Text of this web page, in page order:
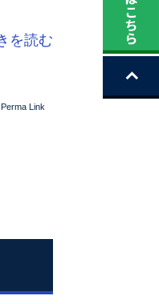
を読む
Perma Link